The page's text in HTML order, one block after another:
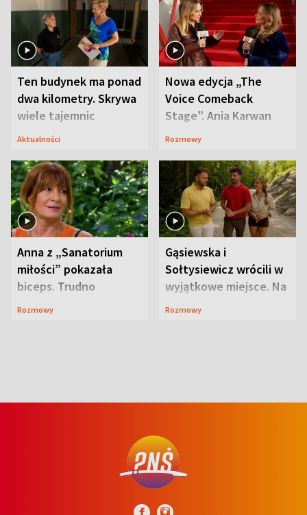
Ten budynek ma ponad
dwa kilometry. Skrywa
wiele tajemnic
Aktualności
Nowa edycja „The
Voice Comeback
Stage”. Ania Karwan
zapowiada
Rozmowy
Anna z „Sanatorium
miłości” pokazała
biceps. Trudno
uwierzyć, co przeszła
Rozmowy
Gąsiewska i
Sołtysiewicz wrócili w
wyjątkowe miejsce. Na
szlaku czekał
Rozmowy